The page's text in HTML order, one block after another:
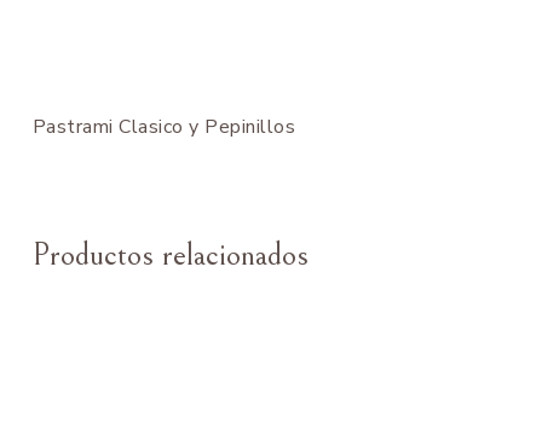
Pastrami Clasico y Pepinillos
Productos relacionados